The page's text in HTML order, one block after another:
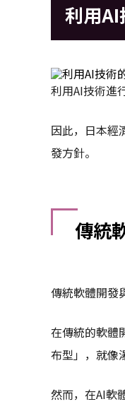
利用AI
利用AI技術進
因此，日本經
發方針。
傳統
傳統軟體開發
在傳統的軟體
布型」，就像
然而，在AI軟